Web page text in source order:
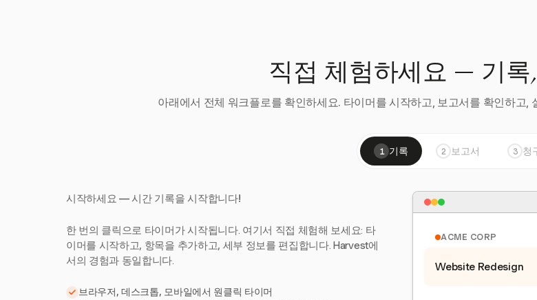
직접 체험하세요 — 기록
아래에서 전체 워크플로를 확인하세요. 타이머를 시작하고, 보고서를 확인하고
1 기록 2 보고서 3 청
시작하세요 — 시간 기록을 시작합니다!
한 번의 클릭으로 타이머가 시작됩니다. 여기서 직접 체험해 보세요: 타
이머를 시작하고, 항목을 추가하고, 세부 정보를 편집합니다. Harvest에
서의 경험과 동일합니다.
브라우저, 데스크톱, 모바일에서 원클릭 타이머
ACME CORP
Website Redesign